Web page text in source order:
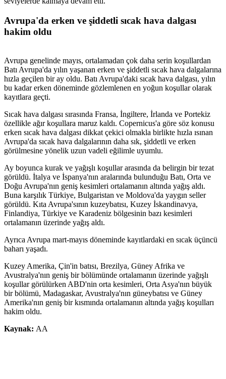
Avrupa'da erken ve şiddetli sıcak hava dalgası
hakim oldu
Avrupa genelinde mayıs, ortalamadan çok daha serin koşullardan
Batı Avrupa'da yılın yaşanan erken ve şiddetli sıcak hava dalgalarına
hızla geçilen bir ay oldu. Batı Avrupa'daki sıcak hava dalgası, yılın
bu kadar erken döneminde gözlemlenen en yoğun koşullar olarak
kayıtlara geçti.
Sıcak hava dalgası sırasında Fransa, İngiltere, İrlanda ve Portekiz
özellikle ağır koşullara maruz kaldı. Copernicus'a göre söz konusu
erken sıcak hava dalgası dikkat çekici olmakla birlikte hızla ısınan
Avrupa'da sıcak hava dalgalarının daha sık, şiddetli ve erken
görülmesine yönelik uzun vadeli eğilimle uyumlu.
Ay boyunca kurak ve yağışlı koşullar arasında da belirgin bir tezat
görüldü. İtalya ve İspanya'nın aralarında bulunduğu Batı, Orta ve
Doğu Avrupa'nın geniş kesimleri ortalamanın altında yağış aldı.
Buna karşılık Türkiye, Bulgaristan ve Moldova'da yaygın seller
görüldü. Kıta Avrupa'sının kuzeybatısı, Kuzey İskandinavya,
Finlandiya, Türkiye ve Karadeniz bölgesinin bazı kesimleri
ortalamanın üzerinde yağış aldı.
Ayrıca Avrupa mart-mayıs döneminde kayıtlardaki en sıcak üçüncü
baharı yaşadı.
Kuzey Amerika, Çin'in batısı, Brezilya, Güney Afrika ve
Avustralya'nın geniş bir bölümünde ortalamanın üzerinde yağışlı
koşullar görülürken ABD'nin orta kesimleri, Orta Asya'nın büyük
bir bölümü, Madagaskar, Avustralya'nın güneybatısı ve Güney
Amerika'nın geniş bir kısmında ortalamanın altında yağış koşulları
hakim oldu.
Kaynak: AA